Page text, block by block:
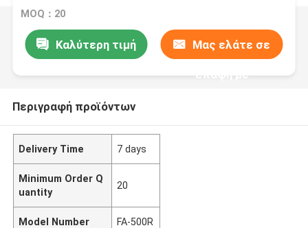
ενισχυτής
MOQ：20
Καλύτερη τιμή Μας ελάτε σε
επαφή με
Περιγραφή προϊόντων
Delivery Time 7 days
Minimum Order Q
uantity
20
Model Number FA-500R